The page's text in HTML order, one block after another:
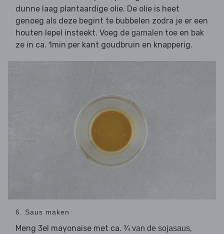
dunne laag plantaardige olie. De olie is heet
genoeg als deze begint te bubbelen zodra je er een
houten lepel insteekt. Voeg de garnalen toe en bak
ze in ca. 1min per kant goudbruin en knapperig.
6. Saus maken
Meng 3el mayonaise met ca. ¾ van de sojasaus,